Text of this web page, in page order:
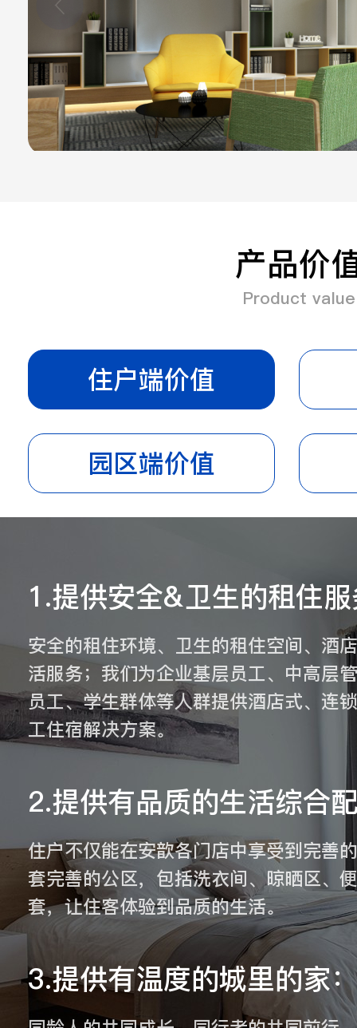
产品价
Product value
住户端价值
园区端价值
1.提供安全&卫生的租住
安全的租住环境、卫生的租住空间、酒
活服务；我们为企业基层员工、中高层
员工、学生群体等人群提供酒店式、连
工住宿解决方案。
2.提供有品质的生活综合
住户不仅能在安歆各门店中享受到完善
套完善的公区，包括洗衣间、晾晒区、
套，让住客体验到品质的生活。
3.提供有温度的城里的家